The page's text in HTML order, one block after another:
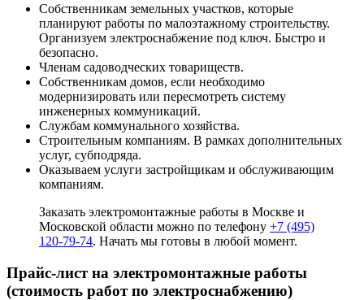
Собственникам земельных участков, которые
планируют работы по малоэтажному строительству.
Организуем электроснабжение под ключ. Быстро и
безопасно.
Членам садоводческих товариществ.
Собственникам домов, если необходимо
модернизировать или пересмотреть систему
инженерных коммуникаций.
Службам коммунального хозяйства.
Строительным компаниям. В рамках дополнительных
услуг, субподряда.
Оказываем услуги застройщикам и обслуживающим
компаниям.
Заказать электромонтажные работы в Москве и
Московской области можно по телефону +7 (495)
120-79-74. Начать мы готовы в любой момент.
Прайс-лист на электромонтажные работы
(стоимость работ по электроснабжению)